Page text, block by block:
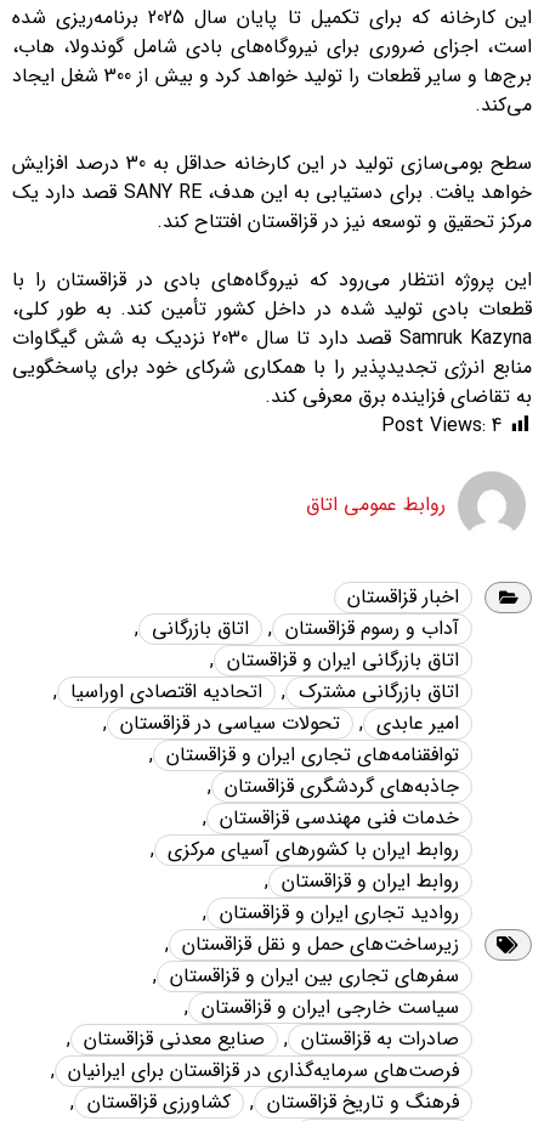
این کارخانه که برای تکمیل تا پایان سال 2025 برنامه‌ریزی شده
است، اجزای ضروری برای نیروگاه‌های بادی شامل گوندولا، هاب،
برج‌ها و سایر قطعات را تولید خواهد کرد و بیش از 300 شغل ایجاد
می‌کند.
سطح بومی‌سازی تولید در این کارخانه حداقل به 30 درصد افزایش
خواهد یافت. برای دستیابی به این هدف، SANY RE قصد دارد یک
مرکز تحقیق و توسعه نیز در قزاقستان افتتاح کند.
این پروژه انتظار می‌رود که نیروگاه‌های بادی در قزاقستان را با
قطعات بادی تولید شده در داخل کشور تأمین کند. به طور کلی،
Samruk Kazyna قصد دارد تا سال 2030 نزدیک به شش گیگاوات
منابع انرژی تجدیدپذیر را با همکاری شرکای خود برای پاسخگویی
به تقاضای فزاینده برق معرفی کند.
Post Views: 4
روابط عمومی اتاق
اخبار قزاقستان
آداب و رسوم قزاقستان , اتاق بازرگانی ,
اتاق بازرگانی ایران و قزاقستان ,
اتاق بازرگانی مشترک , اتحادیه اقتصادی اوراسیا ,
امیر عابدی , تحولات سیاسی در قزاقستان ,
توافقنامه‌های تجاری ایران و قزاقستان ,
جاذبه‌های گردشگری قزاقستان ,
خدمات فنی مهندسی قزاقستان ,
روابط ایران با کشورهای آسیای مرکزی ,
روابط ایران و قزاقستان ,
روادید تجاری ایران و قزاقستان ,
زیرساخت‌های حمل و نقل قزاقستان ,
سفرهای تجاری بین ایران و قزاقستان ,
سیاست خارجی ایران و قزاقستان ,
صادرات به قزاقستان , صنایع معدنی قزاقستان ,
فرصت‌های سرمایه‌گذاری در قزاقستان برای ایرانیان ,
فرهنگ و تاریخ قزاقستان , کشاورزی قزاقستان ,